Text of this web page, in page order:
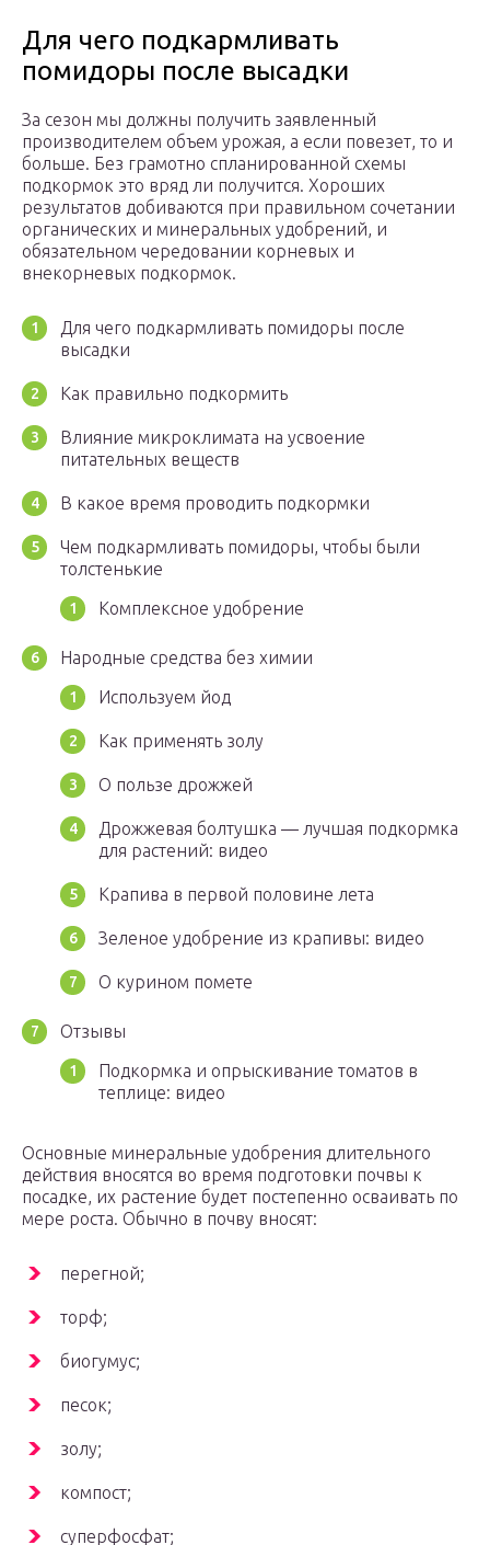
Для чего подкармливать
помидоры после высадки
За сезон мы должны получить заявленный
производителем объем урожая, а если повезет, то и
больше. Без грамотно спланированной схемы
подкормок это вряд ли получится. Хороших
результатов добиваются при правильном сочетании
органических и минеральных удобрений, и
обязательном чередовании корневых и
внекорневых подкормок.
Для чего подкармливать помидоры после
высадки
Как правильно подкормить
Влияние микроклимата на усвоение
питательных веществ
В какое время проводить подкормки
Чем подкармливать помидоры, чтобы были
толстенькие
Комплексное удобрение
Народные средства без химии
Используем йод
Как применять золу
О пользе дрожжей
Дрожжевая болтушка — лучшая подкормка
для растений: видео
Крапива в первой половине лета
Зеленое удобрение из крапивы: видео
О курином помете
Отзывы
Подкормка и опрыскивание томатов в
теплице: видео
Основные минеральные удобрения длительного
действия вносятся во время подготовки почвы к
посадке, их растение будет постепенно осваивать по
мере роста. Обычно в почву вносят:
перегной;
торф;
биогумус;
песок;
золу;
компост;
суперфосфат;